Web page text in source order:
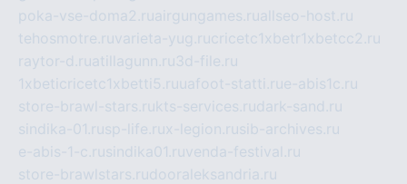
poka-vse-doma2.ruairgungames.ruallseo-host.ru
tehosmotre.ruvarieta-yug.rucricetc1xbetr1xbetcc2.ru
raytor-d.ruatillagunn.ru3d-file.ru
1xbeticricetc1xbetti5.ruuafoot-statti.rue-abis1c.ru
store-brawl-stars.rukts-services.rudark-sand.ru
sindika-01.rusp-life.rux-legion.rusib-archives.ru
e-abis-1-c.rusindika01.ruvenda-festival.ru
store-brawlstars.rudooraleksandria.ru